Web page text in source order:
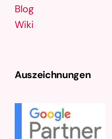
Blog
Wiki
Auszeichnungen